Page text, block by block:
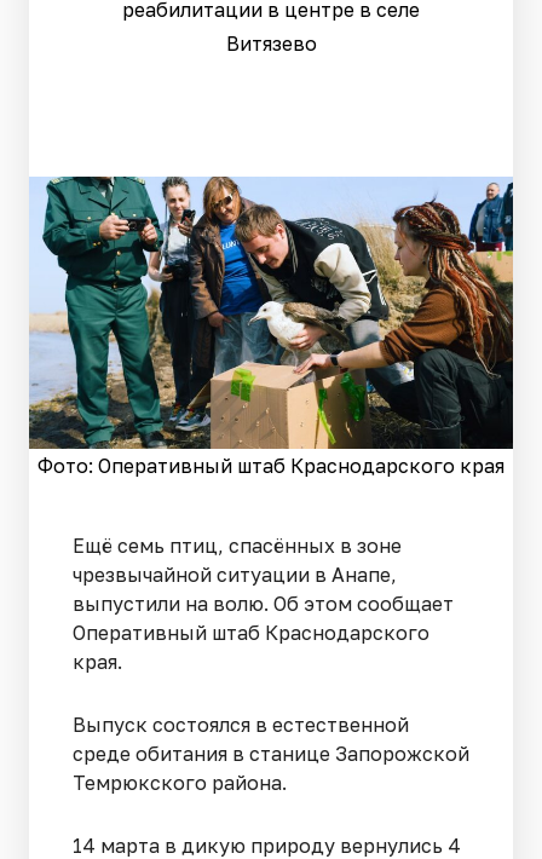
реабилитации в центре в селе
Витязево
Фото: Оперативный штаб Краснодарского края
Ещё семь птиц, спасённых в зоне
чрезвычайной ситуации в Анапе,
выпустили на волю. Об этом сообщает
Оперативный штаб Краснодарского
края.
Выпуск состоялся в естественной
среде обитания в станице Запорожской
Темрюкского района.
14 марта в дикую природу вернулись 4